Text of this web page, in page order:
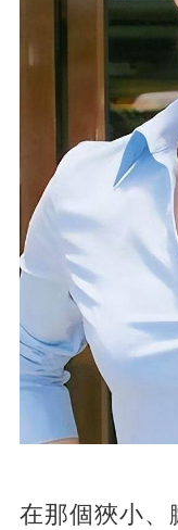
在那個狹小、